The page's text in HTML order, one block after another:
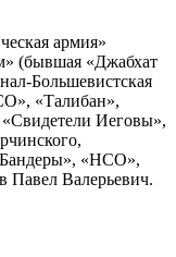
армия»
(бывшая «Джабхат
Большевистская
«Талибан»,
Иеговы»,
Бандеры», «НСО»,
Павел Валерьевич.